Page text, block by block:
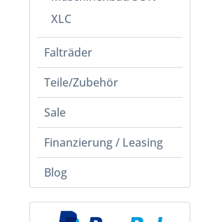
XLC
Falträder
Teile/Zubehör
Sale
Finanzierung / Leasing
Blog